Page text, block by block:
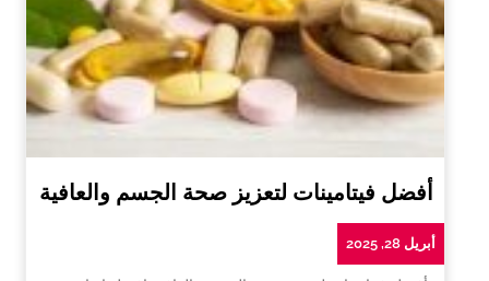
أفضل فيتامينات لتعزيز صحة الجسم والعافية
أبريل 28, 2025